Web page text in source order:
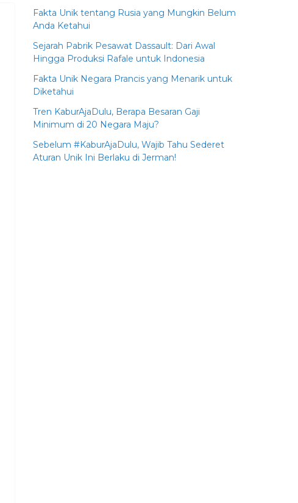
Fakta Unik tentang Rusia yang Mungkin Belum
Anda Ketahui
Sejarah Pabrik Pesawat Dassault: Dari Awal
Hingga Produksi Rafale untuk Indonesia
Fakta Unik Negara Prancis yang Menarik untuk
Diketahui
Tren KaburAjaDulu, Berapa Besaran Gaji
Minimum di 20 Negara Maju?
Sebelum #KaburAjaDulu, Wajib Tahu Sederet
Aturan Unik Ini Berlaku di Jerman!